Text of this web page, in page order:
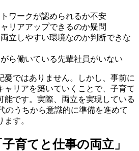
ワークが認められるか不安
リアアップできるのか疑問
立しやすい環境なのか判断できな
ら働いている先輩社員がいない
憂ではありません。しかし、事前に
ャリアを築いていくことで、子育て
能です。実際、両立を実現している
のうちから意識的に準備を進めて
す。
育てと仕事の両立」